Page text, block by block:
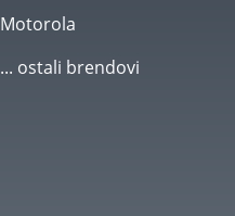
Motorola
... ostali brendovi